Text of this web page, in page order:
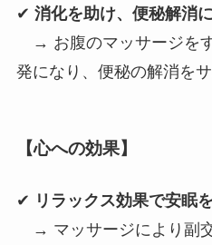
✔ 消化を助け、便秘解消
→ お腹のマッサージを
発になり、便秘の解消をサ
【心への効果】
✔ リラックス効果で安眠
→ マッサージにより副